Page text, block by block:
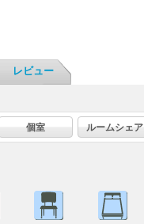
レビュー
個室 ルームシェア